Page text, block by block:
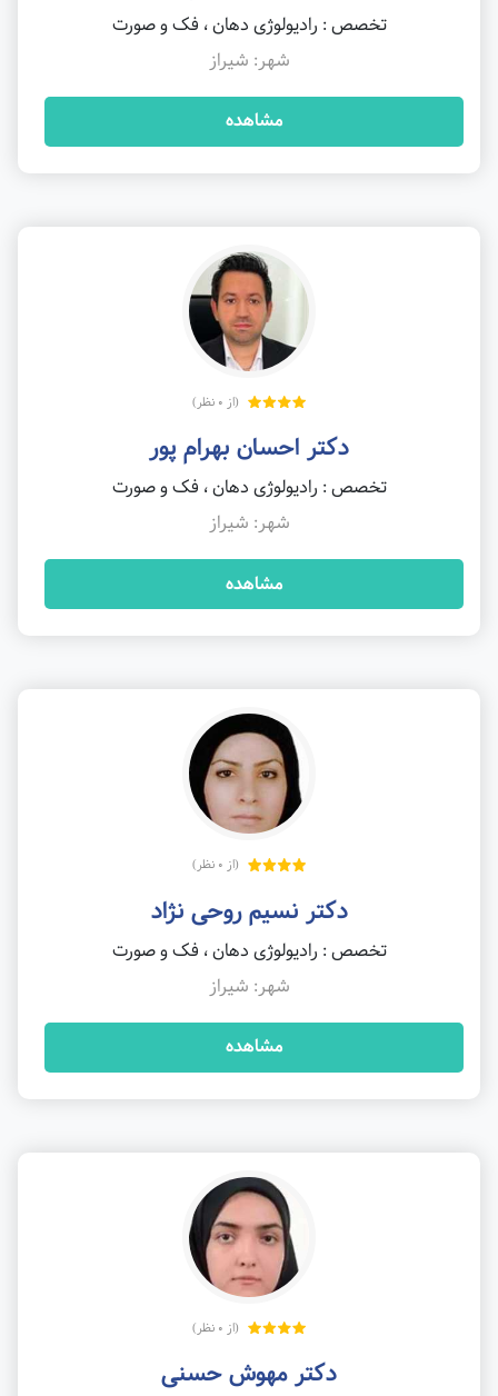
تخصص : رادیولوژی دهان ، فک و صورت
شهر: شیراز
مشاهده
(از 0 نظر)
دکتر احسان بهرام پور
تخصص : رادیولوژی دهان ، فک و صورت
شهر: شیراز
مشاهده
(از 0 نظر)
دکتر نسیم روحی نژاد
تخصص : رادیولوژی دهان ، فک و صورت
شهر: شیراز
مشاهده
(از 0 نظر)
دکتر مهوش حسنی